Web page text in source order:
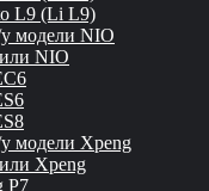
L9 (Li L9)
модели NIO
NIO
модели Xpeng
Xpeng
P7